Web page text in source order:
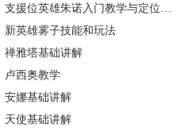
支援位英雄朱诺入门教学与定位…
新英雄雾子技能和玩法
禅雅塔基础讲解
卢西奥教学
安娜基础讲解
天使基础讲解